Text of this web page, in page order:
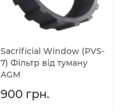
Sacrificial Window (PVS-
7) Фільтр від туману
AGM
900 грн.